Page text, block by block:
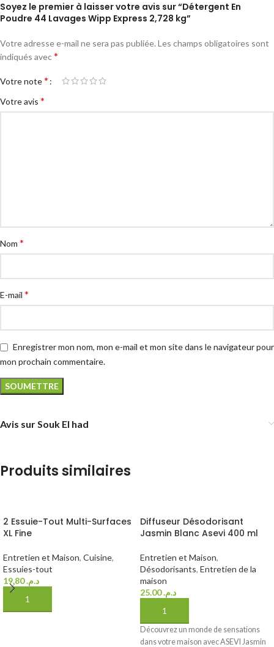
Soyez le premier à laisser votre avis sur “Détergent En
Poudre 44 Lavages Wipp Express 2,728 kg”
Votre adresse e-mail ne sera pas publiée. Les champs obligatoires sont
indiqués avec*
Votre note*
Votre avis *
Nom *
E-mail *
Enregistrer mon nom, mon e-mail et mon site dans le navigateur pour
mon prochain commentaire.
Avis sur Souk El had
Produits similaires
2 Essuie-Tout Multi-Surfaces
XL Fine
Entretien et Maison, Cuisine,
Essuies-tout
د.م.19.80
AJOUTER AU PANIER
Diffuseur Désodorisant
Jasmin Blanc Asevi 400 ml
Entretien et Maison,
Désodorisants, Entretien de la
maison
د.م.25.00
AJOUTER AU PANIER
Découvrez un monde de sensations
dans votre maison avec ASEVI Jasmin